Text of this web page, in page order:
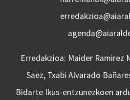
Erredakzioa: Maider Ramirez
Saez, Txabi Alvarado
Bidarte Ikus-entzunezkoen